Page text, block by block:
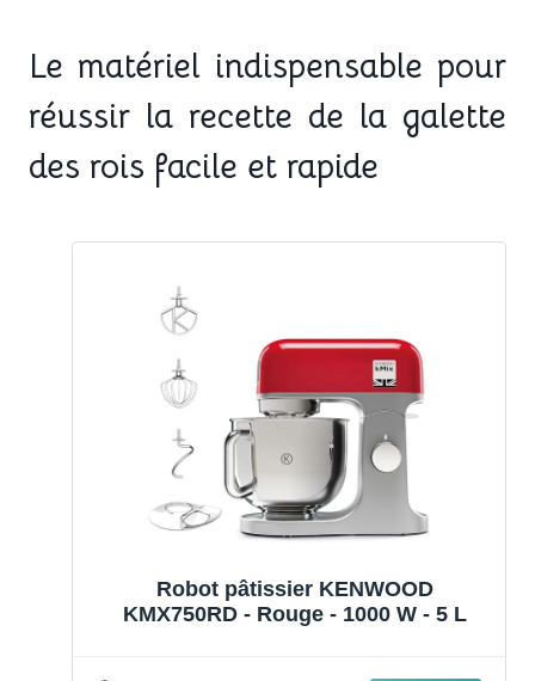
Le matériel indispensable pour
réussir la recette de la galette
des rois facile et rapide
Robot pâtissier KENWOOD
KMX750RD - Rouge - 1000 W - 5 L